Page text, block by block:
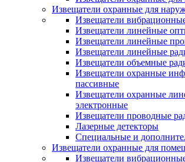
Извещатели охранные для
Извещатели
Извещатели линейные
Извещатели линейные
Извещатели линейные
Извещатели объемные
Извещатели охранные
пассивные
Извещатели охранные
электронные
Извещатели проводные
Лазерные детекторы
Специальные и
Извещатели охранные для
Извещатели